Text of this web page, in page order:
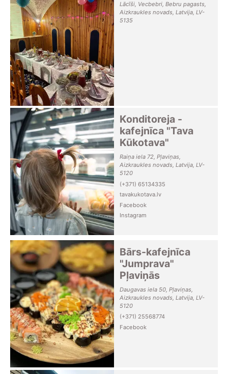
Lācīši, Vecbebri, Bebru pagasts,
Aizkraukles novads, Latvija, LV-
5135
Konditoreja -
kafejnīca "Tava
Kūkotava"
Raiņa iela 72, Pļaviņas,
Aizkraukles novads, Latvija, LV-
5120
(+371) 65134335
tavakukotava.lv
Facebook
Instagram
Bārs-kafejnīca
"Jumprava"
Pļaviņās
Daugavas iela 50, Pļaviņas,
Aizkraukles novads, Latvija, LV-
5120
(+371) 25568774
Facebook